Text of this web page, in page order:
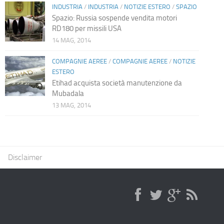
INDUSTRIA/ INDUSTRIA/ NOTIZIE ESTERO / SPAZIO
Spazio: Russia sospende vendita motori
RD180 per missili USA
14 MAG, 2014
COMPAGNIE AEREE/ COMPAGNIE AEREE/ NOTIZIE
ESTERO
Etihad acquista società manutenzione da
Mubadala
13 MAG, 2014
Disclaimer